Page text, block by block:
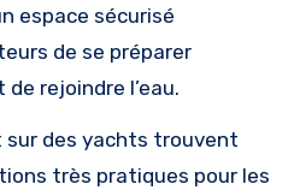
espace sécurisé
de se préparer
rejoindre l’eau.
sur des yachts trouvent
très pratiques pour les